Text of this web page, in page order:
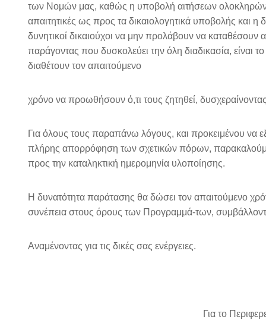
των Νομών μας, καθώς η υποβολή αιτήσεων
απαιτητικές ως προς τα δικαιολογητικά υποβολής και
δυνητικοί δικαιούχοι να μην προλάβουν να
παράγοντας που δυσκολεύει την όλη διαδικασία, είναι
διαθέτουν τον απαιτούμενο
χρόνο να προωθήσουν ό,τι τους ζητηθεί,
Για όλους τους παραπάνω λόγους, και προκειμένου να
πλήρης απορρόφηση των σχετικών πόρων,
προς την καταληκτική ημερομηνία υλοποίησης.
Η δυνατότητα παράτασης θα δώσει τον απαιτούμενο
συνέπεια στους όρους των Προγραμμά-των,
Αναμένοντας για τις δικές σας ενέργειες.
Για το